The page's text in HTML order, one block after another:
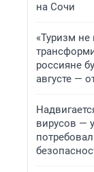
на Сочи
«Туризм не
россияне
августе —
вирусов —